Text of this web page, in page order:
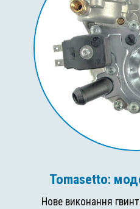
Tomasetto:
Нове виконання